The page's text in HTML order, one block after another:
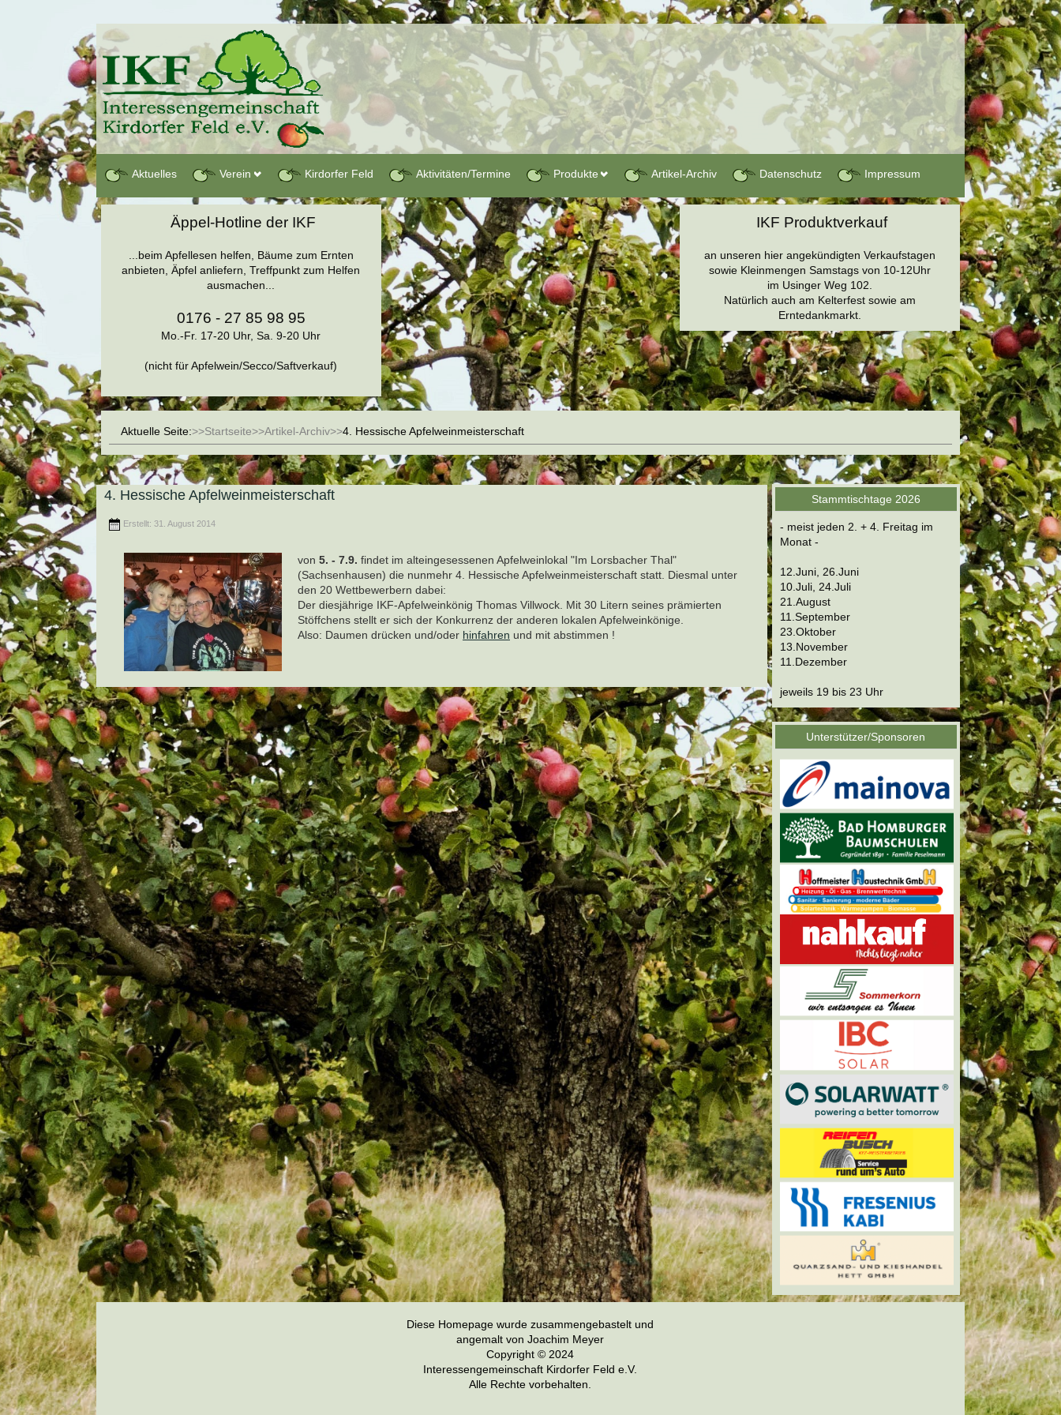
Aktuelles Verein Kirdorfer Feld Aktivitäten/Termine Produkte Artikel-Archiv Datenschutz Impressum
Äppel-Hotline der IKF
...beim Apfellesen helfen, Bäume zum Ernten
anbieten, Äpfel anliefern, Treffpunkt zum Helfen
ausmachen...
0176 - 27 85 98 95
Mo.-Fr. 17-20 Uhr, Sa. 9-20 Uhr
(nicht für Apfelwein/Secco/Saftverkauf)
IKF Produktverkauf
an unseren hier angekündigten Verkaufstagen
sowie Kleinmengen Samstags von 10-12Uhr
im Usinger Weg 102.
Natürlich auch am Kelterfest sowie am
Erntedankmarkt.
Aktuelle Seite: Startseite Artikel-Archiv 4. Hessische Apfelweinmeisterschaft
4. Hessische Apfelweinmeisterschaft
Erstellt: 31. August 2014
von 5. - 7.9. findet im alteingesessenen Apfelweinlokal "Im Lorsbacher Thal"
(Sachsenhausen) die nunmehr 4. Hessische Apfelweinmeisterschaft statt. Diesmal unter
den 20 Wettbewerbern dabei:
Der diesjährige IKF-Apfelweinkönig Thomas Villwock. Mit 30 Litern seines prämierten
Stöffchens stellt er sich der Konkurrenz der anderen lokalen Apfelweinkönige.
Also: Daumen drücken und/oder hinfahren und mit abstimmen !
Stammtischtage 2026
- meist jeden 2. + 4. Freitag im
Monat -
12.Juni, 26.Juni
10.Juli, 24.Juli
21.August
11.September
23.Oktober
13.November
11.Dezember
jeweils 19 bis 23 Uhr
Unterstützer/Sponsoren
Diese Homepage wurde zusammengebastelt und
angemalt von Joachim Meyer
Copyright © 2024
Interessengemeinschaft Kirdorfer Feld e.V.
Alle Rechte vorbehalten.